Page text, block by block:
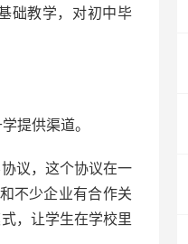
础教学，对初中毕
提供渠道。
议，这个协议在一
不少企业有合作关
，让学生在学校里